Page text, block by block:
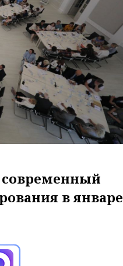
в январе